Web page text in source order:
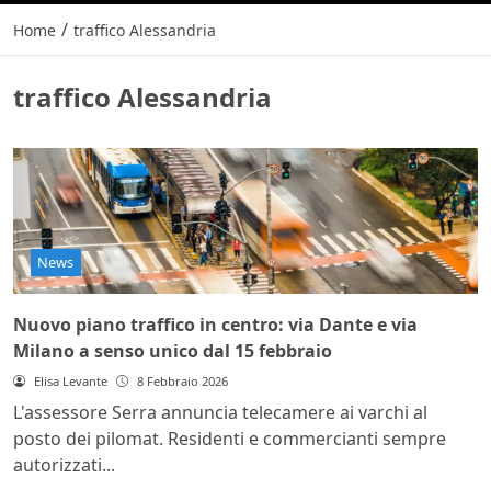
Home / traffico Alessandria
traffico Alessandria
News
Nuovo piano traffico in centro: via Dante e via
Milano a senso unico dal 15 febbraio
Elisa Levante 8 Febbraio 2026
L'assessore Serra annuncia telecamere ai varchi al
posto dei pilomat. Residenti e commercianti sempre
autorizzati...